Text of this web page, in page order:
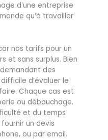
d’une entreprise
qu’à travailler
nos tarifs pour un
et sans surplus. Bien
des
d’évaluer le
Chaque cas est
ou débouchage.
et du temps
un devis
ou par email.